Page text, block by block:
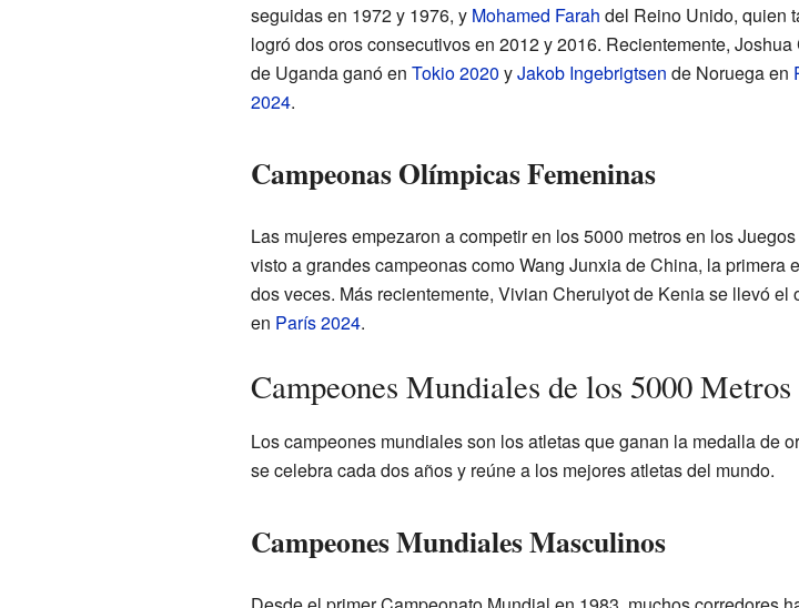
seguidas en 1972 y 1976, y Mohamed Farah del Reino Unido, quien
logró dos oros consecutivos en 2012 y 2016. Recientemente, Joshua
de Uganda ganó en Tokio 2020 yJakob Ingebrigtsen de Noruega en
2024.
Campeonas Olímpicas Femeninas
Las mujeres empezaron a competir en los 5000 metros en los
visto a grandes campeonas como Wang Junxia de China, la primera
dos veces. Más recientemente, Vivian Cheruiyot de Kenia se llevó el
en París 2024.
Campeones Mundiales de los 5000 Metros
Los campeones mundiales son los atletas que ganan la medalla de
se celebra cada dos años y reúne a los mejores atletas del mundo.
Campeones Mundiales Masculinos